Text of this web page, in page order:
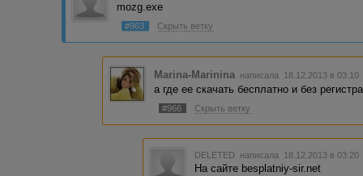
mozg.exe
#963 Скрыть ветку
Marina-Marinina написала 18.12.2013 в
а где ее скачать бесплатно и без
#966 Скрыть ветку
DELETED написала 18.12.2013 в
На сайте besplatniy-sir.net